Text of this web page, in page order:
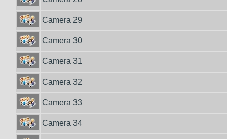
Camera 29
Camera 30
Camera 31
Camera 32
Camera 33
Camera 34